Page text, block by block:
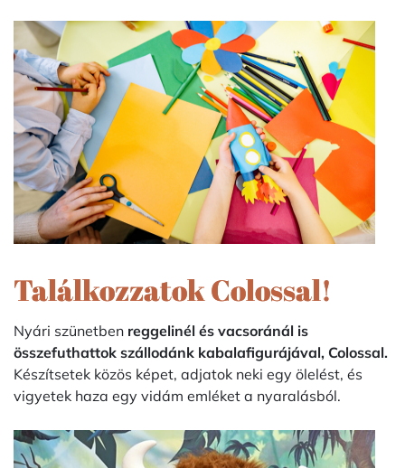
Találkozzatok Colossal!
Nyári szünetben reggelinél és vacsoránál is
összefuthattok szállodánk kabalafigurájával, Colossal.
Készítsetek közös képet, adjatok neki egy ölelést, és
vigyetek haza egy vidám emléket a nyaralásból.